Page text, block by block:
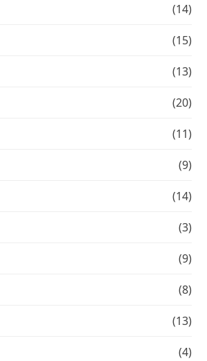
(14)
(15)
(13)
(20)
(11)
(9)
(14)
(3)
(9)
(8)
(13)
(4)